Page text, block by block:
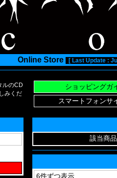
Online Store [ Last Update :
ルのCD
みくだ
該当商